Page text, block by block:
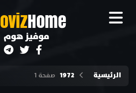
ovizHome
موفيز هوم
الرئيسية 1972 صفحة 1